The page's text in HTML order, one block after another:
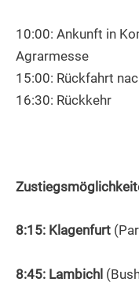
10:00: Ankunft in
Agrarmesse
15:00: Rückfahrt
16:30: Rückkehr
8:15: Klagenfurt
8:45: Lambichl